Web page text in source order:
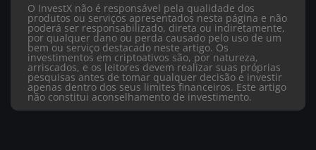
O InvestX não é responsável pela qualidade dos
produtos ou serviços apresentados nesta página e não
poderá ser responsabilizado, direta ou indiretamente,
por qualquer dano ou perda causado pelo uso de um
bem ou serviço destacado neste artigo. Os
investimentos em criptoativos são, por natureza,
arriscados, e os leitores devem realizar suas próprias
pesquisas antes de tomar qualquer decisão e investir
apenas dentro dos seus limites financeiros. Este artigo
não constitui aconselhamento de investimento.